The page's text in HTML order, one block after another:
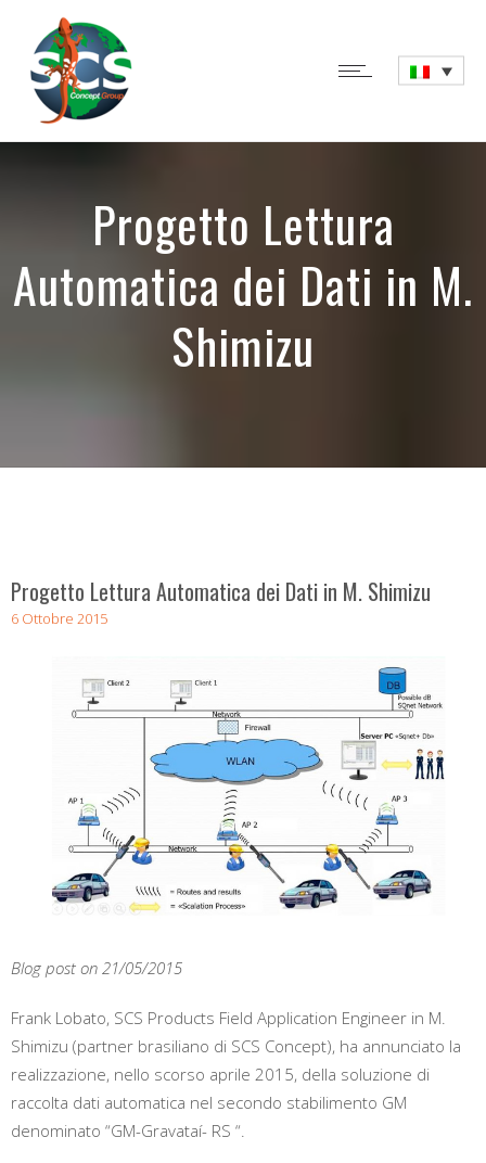
Progetto Lettura
Automatica dei Dati in M.
Shimizu
Progetto Lettura Automatica dei Dati in M. Shimizu
6 Ottobre 2015
Blog post on 21/05/2015
Frank Lobato, SCS Products Field Application Engineer in M.
Shimizu (partner brasiliano di SCS Concept), ha annunciato la
realizzazione, nello scorso aprile 2015, della soluzione di
raccolta dati automatica nel secondo stabilimento GM
denominato “GM-Gravataí- RS “.